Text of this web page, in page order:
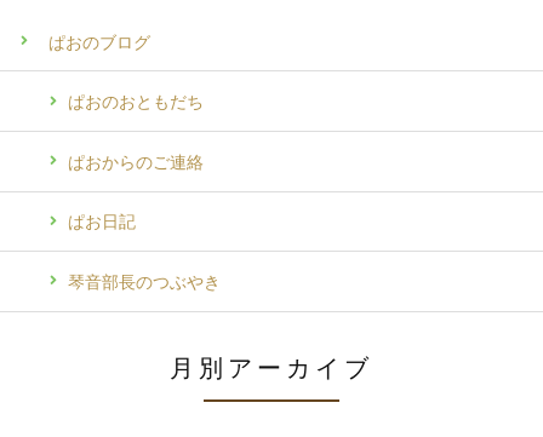
ぱおのブログ
ぱおのおともだち
ぱおからのご連絡
ぱお日記
琴音部長のつぶやき
月別アーカイブ